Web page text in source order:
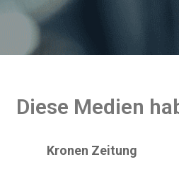
Diese Medien
Kronen Zeitung